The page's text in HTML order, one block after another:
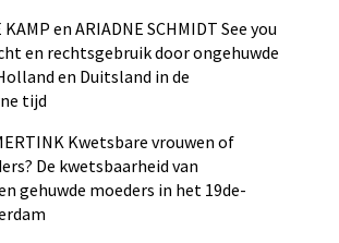
en ARIADNE SCHMIDT See you
en rechtsgebruik door ongehuwde
en Duitsland in de
tijd
Kwetsbare vrouwen of
De kwetsbaarheid van
gehuwde moeders in het 19de-